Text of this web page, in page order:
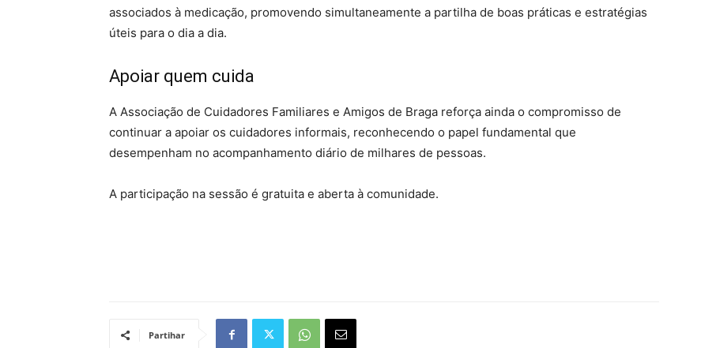
associados à medicação, promovendo simultaneamente a partilha de boas práticas e estratégias
úteis para o dia a dia.
Apoiar quem cuida
A Associação de Cuidadores Familiares e Amigos de Braga reforça ainda o compromisso de
continuar a apoiar os cuidadores informais, reconhecendo o papel fundamental que
desempenham no acompanhamento diário de milhares de pessoas.
A participação na sessão é gratuita e aberta à comunidade.
Partihar